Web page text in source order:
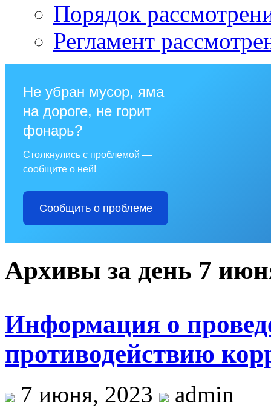
Порядок
Регламент
Не убран мусор, яма
на дороге, не горит
фонарь?
Столкнулись с проблемой —
сообщите о ней!
Сообщить о проблеме
Архивы за день 7
Информация о
противодействию
7 июня, 2023
admin